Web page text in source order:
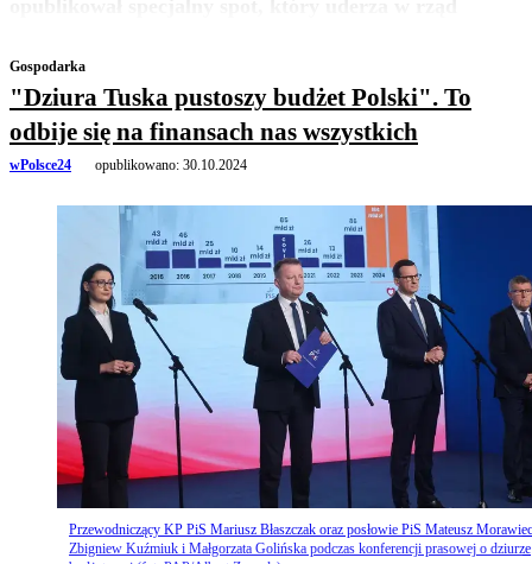
Gospodarka
"Dziura Tuska pustoszy budżet Polski". To
odbije się na finansach nas wszystkich
wPolsce24 opublikowano: 30.10.2024
Przewodniczący KP PiS Mariusz Błaszczak oraz posłowie PiS Mateusz
Zbigniew Kuźmiuk i Małgorzata Golińska podczas konferencji prasowej o dziurze